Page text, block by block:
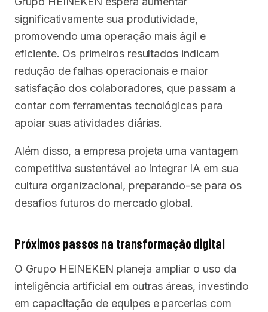
significativamente sua produtividade,
promovendo uma operação mais ágil e
eficiente. Os primeiros resultados indicam
redução de falhas operacionais e maior
satisfação dos colaboradores, que passam a
contar com ferramentas tecnológicas para
apoiar suas atividades diárias.
Além disso, a empresa projeta uma vantagem
competitiva sustentável ao integrar IA em sua
cultura organizacional, preparando-se para os
desafios futuros do mercado global.
Próximos passos na transformação digital
O Grupo HEINEKEN planeja ampliar o uso da
inteligência artificial em outras áreas, investindo
em capacitação de equipes e parcerias com